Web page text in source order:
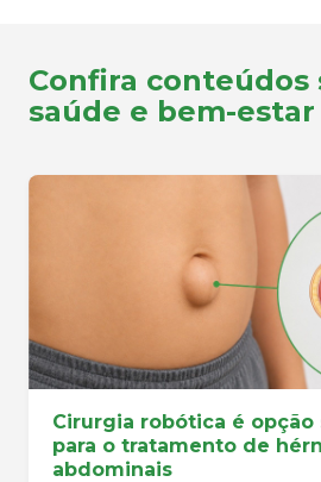
Confira conteúdos
saúde e bem-estar
Cirurgia robótica é opção
para o tratamento de
abdominais